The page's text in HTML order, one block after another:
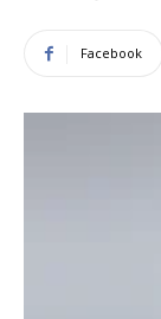
Facebook